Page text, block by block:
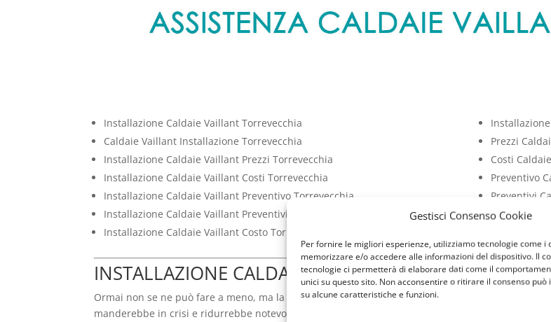
Gestisci Consenso Cookie
Per fornire le migliori esperienze, utilizziamo tecnologie come i
memorizzare e/o accedere alle informazioni del dispositivo. Il
tecnologie ci permetterà di elaborare dati come il
unici su questo sito. Non acconsentire o ritirare il consenso
su alcune caratteristiche e funzioni.
Installazione Caldaie Vaillant Torrevecchia
Caldaie Vaillant Installazione Torrevecchia
Installazione Caldaie Vaillant Prezzi Torrevecchia
Installazione Caldaie Vaillant Costi Torrevecchia
Installazione Caldaie Vaillant Preventivo Torrevecchia
Installazione Caldaie Vaillant Preventivi Torrevecchia
Installazione Caldaie Vaillant Costo Torrevecchia
Prezzi
Costi
Preventivo
Preventivi
Costo
Prezzo
INSTALLAZIONE CALDAIE VAILLANT
Ormai non se ne può fare a meno, ma la caldaia è una di quelle apparecchiature così
manderebbe in crisi e ridurrebbe notevolmente il comfort a cui siamo abituati. Non si tratta di